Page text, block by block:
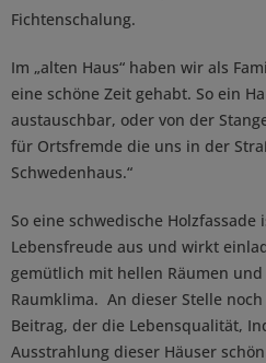
Fichtenschalung.
Im „alten Haus“ haben wir als
eine schöne Zeit gehabt. So ein
austauschbar, oder von der
für Ortsfremde die uns in der
Schwedenhaus.“
So eine schwedische
Lebensfreude aus und wirkt
gemütlich mit hellen Räumen
Raumklima. An dieser Stelle
Beitrag, der die Lebensqualität,
Ausstrahlung dieser Häuser